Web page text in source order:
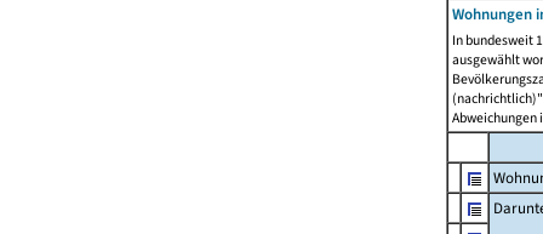
Wohnungen
In bundesweit
ausgewählt
Abweichungen